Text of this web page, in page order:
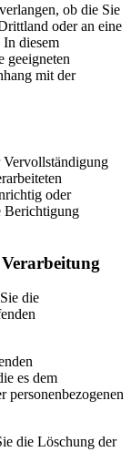
ob die Sie
oder an eine
diesem
geeigneten
mit der
Vervollständigung
oder
Berichtigung
die
es dem
personenbezogenen
die Löschung der